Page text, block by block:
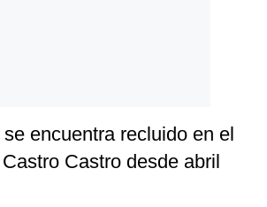
encuentra recluido en el
Castro desde abril